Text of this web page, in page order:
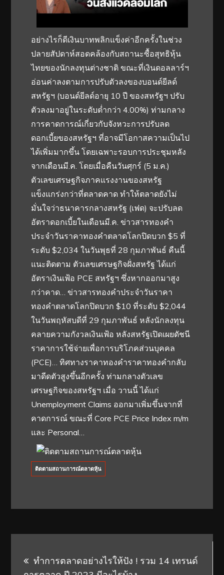
อย่างไรก็ดีเงินบาทพลิกแข็งค่าอีกครั้งในช่วง
ปลายสัปดาห์สอดคล้องกับสถานะซื้อสุทธิหุ้น
ไทยของนักลงทุนต่างชาติ ขณะที่เงินดอลลาร์ฯ
อ่อนค่าลงตามการปรับตัวลงของบอนด์ยีลด์
สหรัฐฯ (บอนด์ยีลด์อายุ 10 ปี ของสหรัฐฯ ปรับ
ตัวลงมาอยู่ในระดับต่ำกว่า 4.00%) ท่ามกลาง
การคาดการณ์เกี่ยวกับจังหวะการปรับลด
ดอกเบี้ยของสหรัฐฯ ที่อาจมีโอกาสความเป็นไป
ได้เพิ่มมากขึ้น โดยเฉพาะรอบการประชุมหลัง
จากเดือนมี.ค. โดยเมื่อคืนวันศุกร์ (5 ม.ค.)
ตัวเลขเศรษฐกิจภาคแรงงานของสหรัฐ
แข็งแกร่งกว่าที่ตลาดคาด ทำให้ตลาดยังไม่
มั่นใจว่าธนาคารกลางสหรัฐ (เฟด) จะปรับลด
อัตราดอกเบี้ยในเดือนมี.ค. ข่าวสารทองคำ
ประจำวันราคาทองคำตลาดโลกปิดบวก $5 ที่
ระดับ $2,034 ในวันพุธที่ 28 กุมภาพันธ์ คืนนี้
แนะติดตาม ตัวเลขเศรษฐกิจฝั่งสหรัฐ ได้แก่
อัตราเงินเฟ้อ PCE สหรัฐฯ ซึ่งหากออกมาสูง
กว่าคาด… ข่าวสารทองคำประจำวันราคา
ทองคำตลาดโลกปิดบวก $10 ที่ระดับ $2,044
ในวันพฤหัสบดีที่ 29 กุมภาพันธ์ หลังนักลงทุน
คลายความกังวลเงินเฟ้อ หลังสหรัฐเปิดเผยดัชนี
ราคาการใช้จ่ายเพื่อการบริโภคส่วนบุคคล
(PCE)… ทิศทางราคาทองคําราคาทองคํากลับ
มาดีดตัวสูงขึ้นอีกครั้ง ท่ามกลางตัวเลข
เศรษฐกิจของสหรัฐฯ เมื่อ วานนี้ ได้แก่
Unemployment Claims ออกมาเพิ่มขึ้นจากที่
คาดการณ์ ขณะที่ Core PCE Price Index m/m
และ Personal…
ติดตามสถานการณ์ตลาดหุ้น
ทำการตลาดอย่างไรให้ปัง ! รวม 14 เทรนด์